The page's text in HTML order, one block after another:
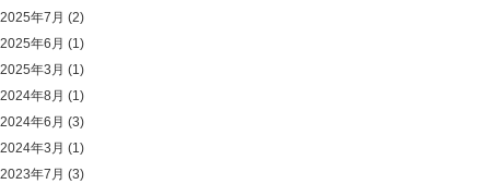
2025年7月 (2)
2025年6月 (1)
2025年3月 (1)
2024年8月 (1)
2024年6月 (3)
2024年3月 (1)
2023年7月 (3)